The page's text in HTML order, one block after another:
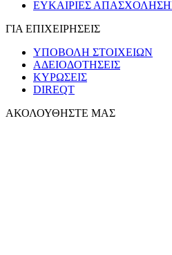
ΕΥΚΑΙΡΙΕΣ
ΓΙΑ ΕΠΙΧΕΙΡΗΣΕΙΣ
ΥΠΟΒΟΛΗ ΣΤΟΙΧΕΙΩΝ
ΑΔΕΙΟΔΟΤΗΣΕΙΣ
ΚΥΡΩΣΕΙΣ
DIREQT
ΑΚΟΛΟΥΘΗΣΤΕ ΜΑΣ